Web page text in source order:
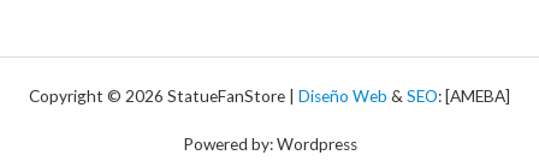
Copyright © 2026 StatueFanStore | Diseño Web & SEO: [AMEBA]
Powered by: Wordpress